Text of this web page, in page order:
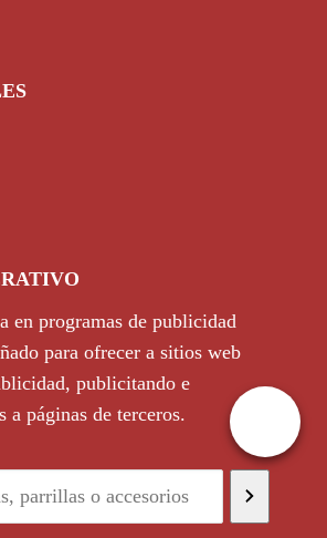
en programas de publicidad
para ofrecer a sitios web
publicitando e
a páginas de terceros.